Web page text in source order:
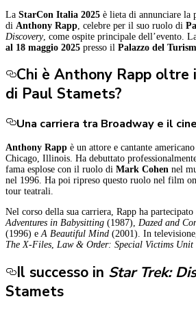
La StarCon Italia 2025 è lieta di annunciare la
di Anthony Rapp, celebre per il suo ruolo di
Discovery, come ospite principale dell’evento.
al 18 maggio 2025 presso il Palazzo del
Chi è Anthony Rapp oltre
di Paul Stamets?
Una carriera tra Broadway e il
Anthony Rapp è un attore e cantante
Chicago, Illinois. Ha debuttato
fama esplose con il ruolo di Mark Cohen nel
nel 1996. Ha poi ripreso questo ruolo nel film
tour teatrali.
Nel corso della sua carriera, Rapp ha
Adventures in Babysitting (1987), Dazed and
(1996) eA Beautiful Mind (2001). In
The X-Files, Law & Order: Special Victims Unit
Il successo in Star Trek:
Stamets